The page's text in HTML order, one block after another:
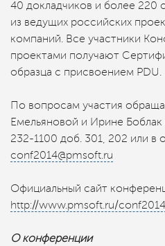
40 докладчиков и более 220
из ведущих российских
компаний. Все участники
проектами получают
образца с присвоением PDU.
По вопросам участия
Емельяновой и Ирине
232-1100 доб. 301, 202 или в
conf2014@pmsoft.ru
Официальный сайт
http://www.pmsoft.ru/
О конференции